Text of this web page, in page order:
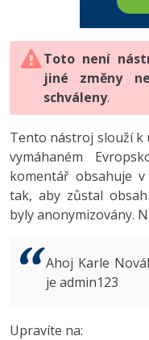
HTML5,
SQL a
Testování a
UML a
React
Spring
ASP.NET MVC
Best practices
PHP
JavaScript
Python
HTML / CSS
UML a
MySQL/
MS-SQL
Vývojář
C# Game
Tester
Systémový
3D grafik
-80%
JavaScript -
PHP -80%
Swift -80%
Kotlin -80%
VB.NET
Digitální
Marketing
WordPress
SEO
UX
Business
Copywriting
-
Adobe
Adobe
Adobe XD
Adobe
Adobe After
Inkscape
Toto není
jiné změny
schváleny.
Tento nástroj slouží k
vymáhaném
komentář obsahuje v
tak, aby zůstal
byly anonymizovány.
Ahoj Karle
je admin123
Upravíte na: